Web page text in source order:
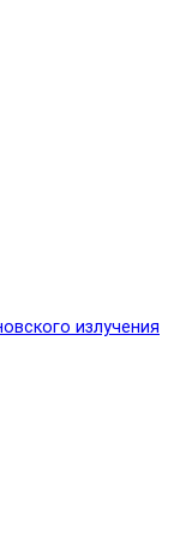
излучения